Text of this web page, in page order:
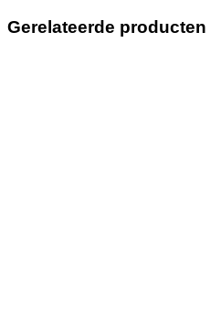
2st
Gerelateerde producten